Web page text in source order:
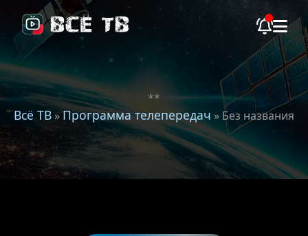
**
Всё ТВ »Программа телепередач » Без названия